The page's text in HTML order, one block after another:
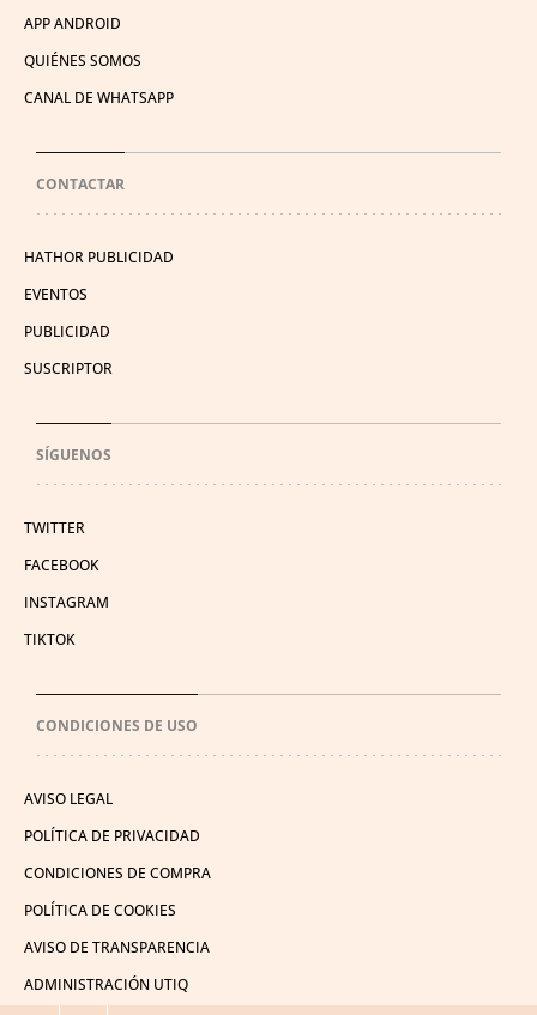
APP ANDROID
QUIÉNES SOMOS
CANAL DE WHATSAPP
CONTACTAR
HATHOR PUBLICIDAD
EVENTOS
PUBLICIDAD
SUSCRIPTOR
SÍGUENOS
TWITTER
FACEBOOK
INSTAGRAM
TIKTOK
CONDICIONES DE USO
AVISO LEGAL
POLÍTICA DE PRIVACIDAD
CONDICIONES DE COMPRA
POLÍTICA DE COOKIES
AVISO DE TRANSPARENCIA
ADMINISTRACIÓN UTIQ